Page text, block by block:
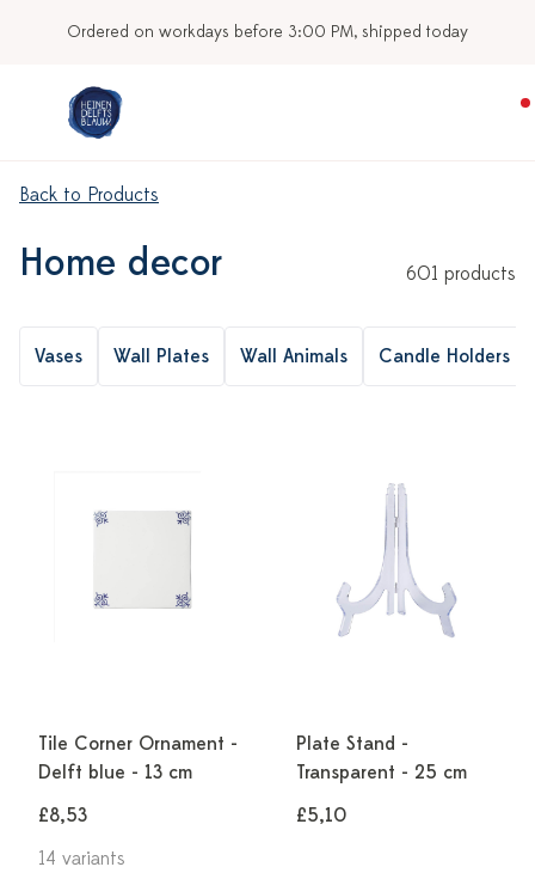
Our stores
Back to Products
Home decor 601 products
Vases Wall Plates Wall Animals Candle Holders
Tile Corner Ornament -
Delft blue - 13 cm
£8,53
14 variants
Plate Stand -
Transparent - 25 cm
£5,10